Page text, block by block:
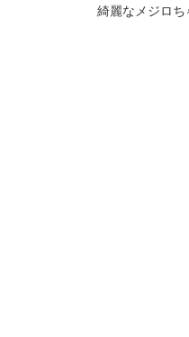
綺麗なメジロち